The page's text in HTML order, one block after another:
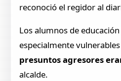
reconoció el regidor al
Los alumnos de
especialmente
presuntos agresores
alcalde.